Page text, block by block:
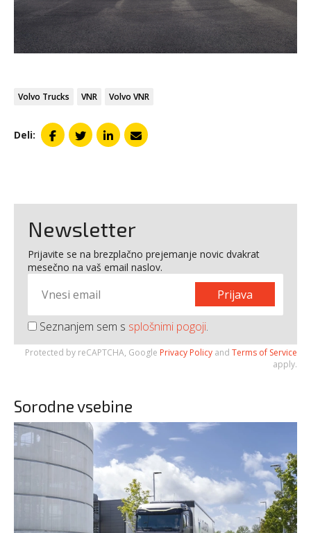
Volvo Trucks VNR Volvo VNR
Deli:
Newsletter
Prijavite se na brezplačno prejemanje novic dvakrat
mesečno na vaš email naslov.
Prijava
Seznanjem sem s splošnimi pogoji.
Protected by reCAPTCHA, Google Privacy Policy and Terms of Service
apply.
Sorodne vsebine